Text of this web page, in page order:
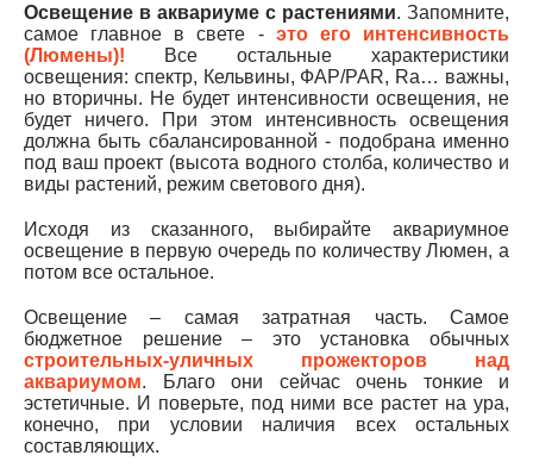
Освещение в аквариуме с растениями. Запомните,
самое главное в свете - это его интенсивность
(Люмены)! Все остальные характеристики
освещения: спектр, Кельвины, ФАР/PAR, Ra… важны,
но вторичны. Не будет интенсивности освещения, не
будет ничего. При этом интенсивность освещения
должна быть сбалансированной - подобрана именно
под ваш проект (высота водного столба, количество и
виды растений, режим светового дня).
Исходя из сказанного, выбирайте аквариумное
освещение в первую очередь по количеству Люмен, а
потом все остальное.
Освещение – самая затратная часть. Самое
бюджетное решение – это установка обычных
строительных-уличных прожекторов над
аквариумом. Благо они сейчас очень тонкие и
эстетичные. И поверьте, под ними все растет на ура,
конечно, при условии наличия всех остальных
составляющих.